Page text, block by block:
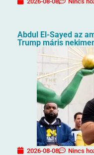
Abdul El-Sayed az
Trump máris
2026-08-08 Nincs